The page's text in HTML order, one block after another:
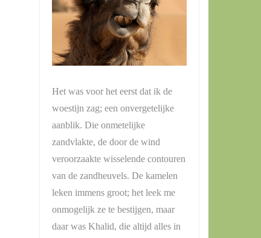
Het was voor het eerst dat ik de
woestijn zag; een onvergetelijke
aanblik. Die onmetelijke
zandvlakte, de door de wind
veroorzaakte wisselende contouren
van de zandheuvels. De kamelen
leken immens groot; het leek me
onmogelijk ze te bestijgen, maar
daar was Khalid, die altijd alles in